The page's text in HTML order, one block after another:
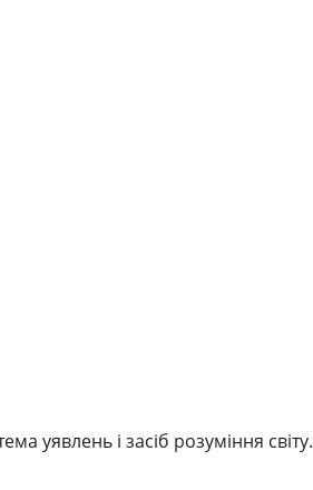
уявлень і засіб розуміння світу.